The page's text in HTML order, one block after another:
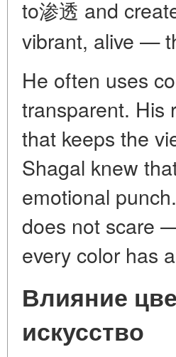
to渗透 and
vibrant, alive —
He often uses
transparent. His
that keeps the
Shagal knew
emotional
does not scare
every color has
Влияние
искусство